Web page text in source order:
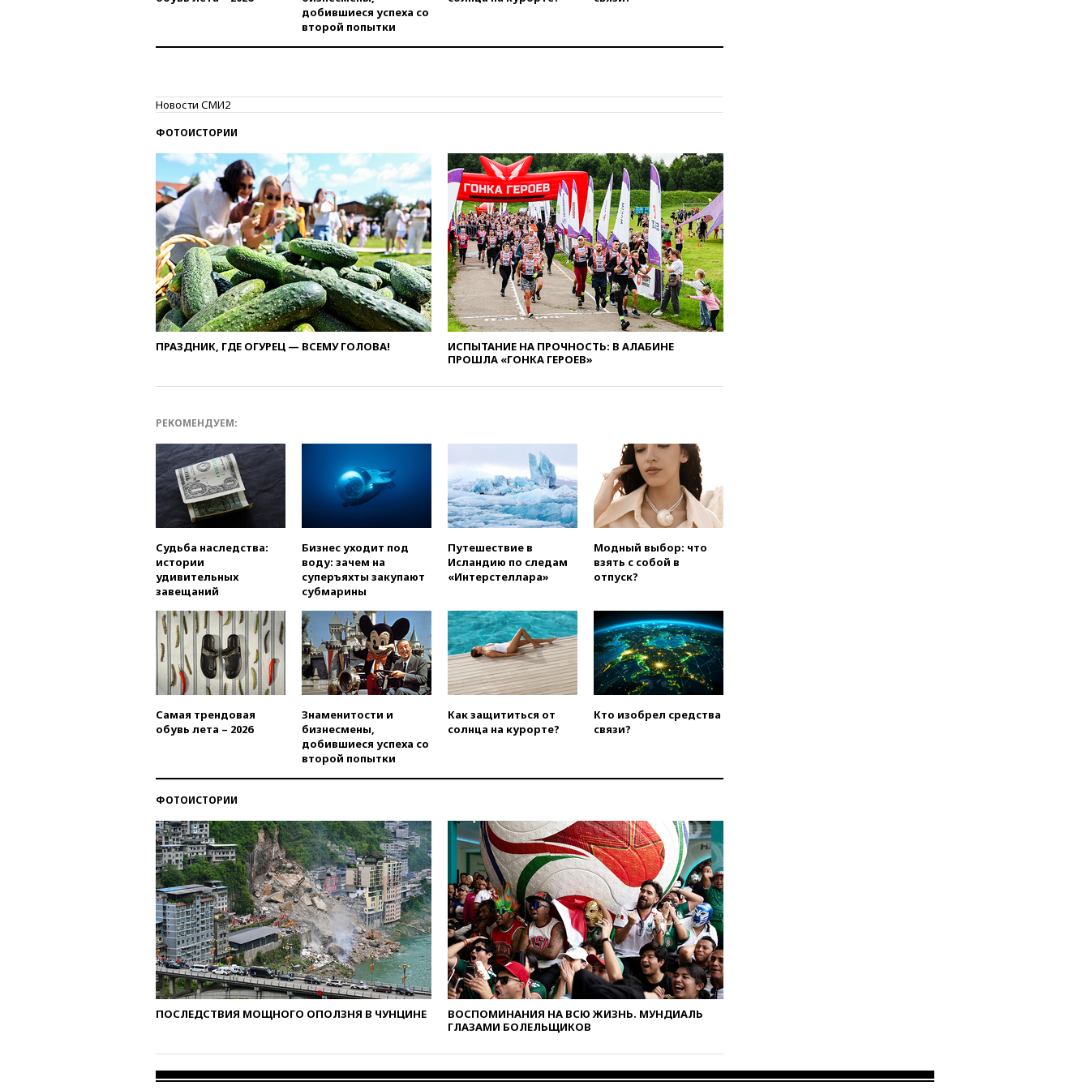
режиссер Кирилл Соколов
снимет триллер для Netflix
вчера, 22:20Турция призвала
к мораторию на удары по
торговым судам в Черном
море
вчера, 21:43Экс-
председатель Верховного
суда Венгрии согласился стать
президентом республики
введет экзамен для
гражданства
был украинским
вчера, 19:29ОАЭ обвинили
Иран в атаке на судно
нефтяной компании ADNOC в
Ормузе
вчера, 18:56 «Газпром»: объем
газа в европейских подземных
хранилищах достиг
вчера, 18:25ТАСС: Уиткофф и
Кушнер могут вскоре посетить
Москву и Киев
вчера, 17:43«Тиса» выдвинула
экс-председателя Верховного
суда на пост президента
Венгрии
газопровода в Болгарии
вчера, 15:25При атаке БПЛА в
Белгородской области погиб
мирный житель
вчера, 14:54В Аргентине умер
отец футболиста Лионеля
Месси
вчера, 14:43Турция
ограничила судоходство в
Черном море
вчера, 14:20 Генпрокурором
США стал Тодд Бланш
опасности БПЛА
добившиеся успеха со
второй попытки
Новости СМИ2
ФОТОИСТОРИИ
ПРАЗДНИК, ГДЕ ОГУРЕЦ — ВСЕМУ ГОЛОВА!
ИСПЫТАНИЕ НА ПРОЧНОСТЬ: В АЛАБИНЕ
ПРОШЛА «ГОНКА ГЕРОЕВ»
РЕКОМЕНДУЕМ:
Судьба наследства:
истории
удивительных
завещаний
Бизнес уходит под
воду: зачем на
суперъяхты закупают
субмарины
Путешествие в
Исландию по следам
«Интерстеллара»
Модный выбор: что
взять с собой в
отпуск?
Самая трендовая
обувь лета – 2026
Знаменитости и
бизнесмены,
добившиеся успеха со
второй попытки
Как защититься от
солнца на курорте?
Кто изобрел средства
связи?
ФОТОИСТОРИИ
ПОСЛЕДСТВИЯ МОЩНОГО ОПОЛЗНЯ В ЧУНЦИНЕ
ВОСПОМИНАНИЯ НА ВСЮ ЖИЗНЬ. МУНДИАЛЬ
ГЛАЗАМИ БОЛЕЛЬЩИКОВ